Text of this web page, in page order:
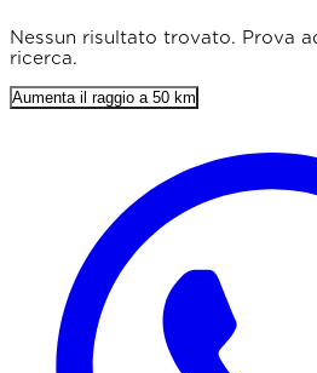
Prezzo min. (€)
Prezzo max. (€)
Lunghezza min. (m)
Solo punteggio 4+
Parcheggio incluso
Colazione inclusa
Nessun risultato trovato. Prova
ricerca.
Aumenta il raggio a 50 km